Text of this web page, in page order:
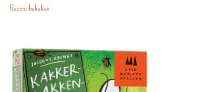
Recent bekeken